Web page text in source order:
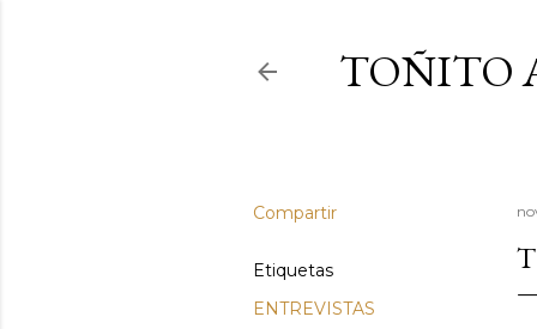
TOÑITO
Compartir
Etiquetas
ENTREVISTAS